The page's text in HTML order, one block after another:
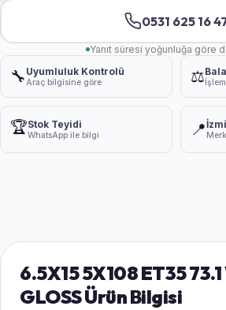
0531 625 16
Yanıt süresi yoğunluğa göre
🔧 Uyumluluk Kontrolü
Araç bilgisine göre ⚖️
🏆Stok Teyidi
WhatsApp ile bilgi 📍
6.5X15 5X108 ET35
GLOSS Ürün Bilgisi